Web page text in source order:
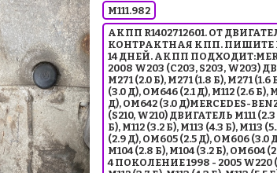
M111.982
АКПП R1402712601. ОТ
КОНТРАКТНАЯ КПП.
14 ДНЕЙ. АКПП
2008 W203 (C203, S203, W203)
M271 (2.0 Б), M271 (1.8 Б), M271
(3.0 Д), OM646 (2.1 Д), M112 (2.6 Б),
Д), OM642 (3.0 Д)MERCEDES-
(S210, W210) ДВИГАТЕЛЬ M111 (2.3
Б), M112 (3.2 Б), M113 (4.3 Б), M113
(2.9 Д), OM605 (2.5 Д), OM606 (3.0
M104 (2.8 Б), M104 (3.2 Б), OM604
4 ПОКОЛЕНИЕ 1998 - 2005 W220